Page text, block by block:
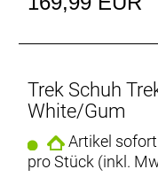
Sohlenplatte aus
Sohlenplatte aus
BOA® Fit System
für eine präzise
Mikroanpassung,
Trek Schuh
White/Gum
Artikel
pro Stück (inkl.